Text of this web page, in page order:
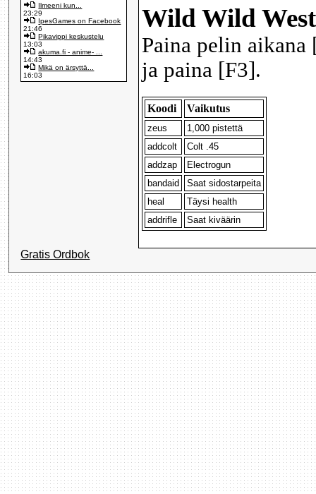
Ilmeeni kun...
23:29
IpesGames on Facebook
21:46
Pikavippi keskustelu
13:03
akuma.fi - anime- ...
14:43
Mikä on ärsyttä...
16:03
Wild Wild
Paina pelin
ja paina [F3].
Koodi Vaikutus
zeus
1,000 pistettä
addcolt
Colt .45
addzap
Electrogun
bandaid
Saat sidostarpeita
heal
Täysi health
addrifle
Saat kiväärin
Gratis Ordbok